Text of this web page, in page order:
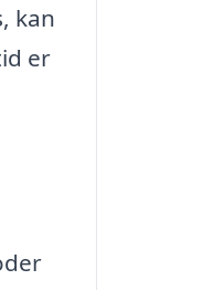
kan
er